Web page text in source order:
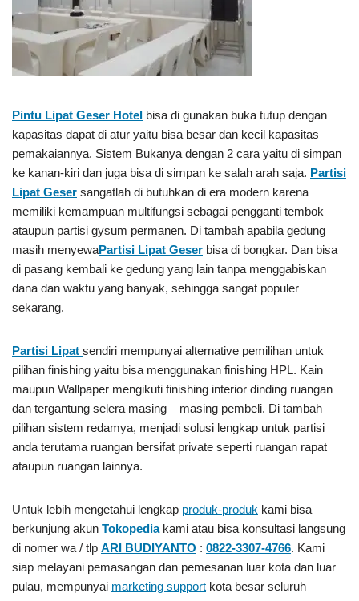
Pintu Lipat Geser Hotel bisa di gunakan buka tutup dengan
kapasitas dapat di atur yaitu bisa besar dan kecil kapasitas
pemakaiannya. Sistem Bukanya dengan 2 cara yaitu di simpan
ke kanan-kiri dan juga bisa di simpan ke salah arah saja. Partisi
Lipat Geser sangatlah di butuhkan di era modern karena
memiliki kemampuan multifungsi sebagai pengganti tembok
ataupun partisi gysum permanen. Di tambah apabila gedung
masih menyewaPartisi Lipat Geser bisa di bongkar. Dan bisa
di pasang kembali ke gedung yang lain tanpa menggabiskan
dana dan waktu yang banyak, sehingga sangat populer
sekarang.
Partisi Lipat sendiri mempunyai alternative pemilihan untuk
pilihan finishing yaitu bisa menggunakan finishing HPL. Kain
maupun Wallpaper mengikuti finishing interior dinding ruangan
dan tergantung selera masing – masing pembeli. Di tambah
pilihan sistem redamya, menjadi solusi lengkap untuk partisi
anda terutama ruangan bersifat private seperti ruangan rapat
ataupun ruangan lainnya.
Untuk lebih mengetahui lengkap produk-produk kami bisa
berkunjung akun Tokopediakami atau bisa konsultasi langsung
di nomer wa / tlp ARI BUDIYANTO : 0822-3307-4766. Kami
siap melayani pemasangan dan pemesanan luar kota dan luar
pulau, mempunyai marketing support kota besar seluruh